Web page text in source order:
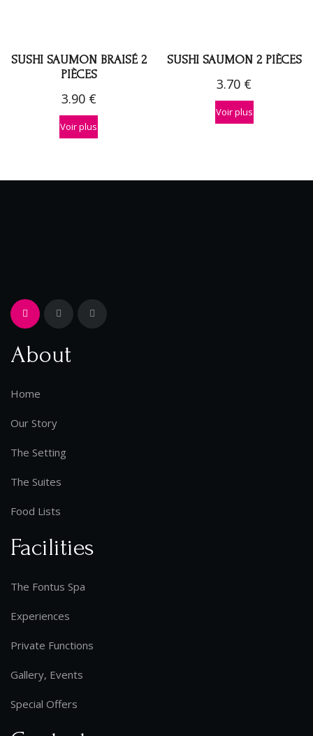
SUSHI SAUMON BRAISÉ 2
PIÈCES
3.90 €
Voir plus
SUSHI SAUMON 2 PIÈCES
3.70 €
Voir plus
About
Home
Our Story
The Setting
The Suites
Food Lists
Facilities
The Fontus Spa
Experiences
Private Functions
Gallery, Events
Special Offers